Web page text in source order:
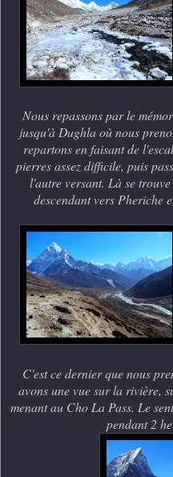
Nous repassons par le
jusqu'à Dughla où nous
repartons en faisant de
pierres assez difficile, puis
l'autre versant. Là se
descendant vers Pheriche
C'est ce dernier que nous
avons une vue sur la rivière,
menant au Cho La Pass. Le
pendant 2